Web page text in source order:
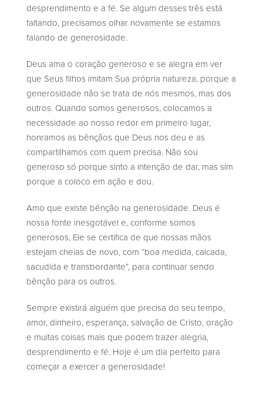
desprendimento e a fé. Se algum desses três está
faltando, precisamos olhar novamente se estamos
falando de generosidade.
Deus ama o coração generoso e se alegra em ver
que Seus filhos imitam Sua própria natureza, porque a
generosidade não se trata de nós mesmos, mas dos
outros. Quando somos generosos, colocamos a
necessidade ao nosso redor em primeiro lugar,
honramos as bênçãos que Deus nos deu e as
compartilhamos com quem precisa. Não sou
generoso só porque sinto a intenção de dar, mas sim
porque a coloco em ação e dou.
Amo que existe bênção na generosidade. Deus é
nossa fonte inesgotável e, conforme somos
generosos, Ele se certifica de que nossas mãos
estejam cheias de novo, com “boa medida, calcada,
sacudida e transbordante”, para continuar sendo
bênção para os outros.
Sempre existirá alguém que precisa do seu tempo,
amor, dinheiro, esperança, salvação de Cristo, oração
e muitas coisas mais que podem trazer alegria,
desprendimento e fé. Hoje é um dia perfeito para
começar a exercer a generosidade!